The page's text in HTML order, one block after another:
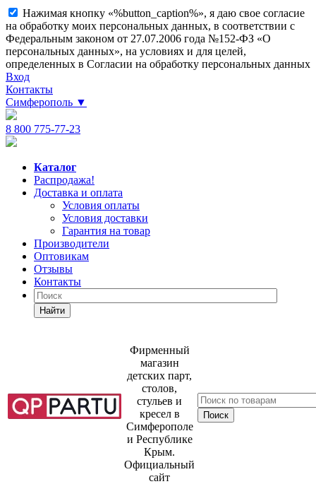
Нажимая кнопку «%button_caption%», я даю свое согласие
на обработку моих персональных данных, в соответствии с
Федеральным законом от 27.07.2006 года №152-ФЗ «О
персональных данных», на условиях и для целей,
определенных в Согласии на обработку персональных данных
Вход
Контакты
Симферополь ▼
8 800 775-77-23
Каталог
Распродажа!
Доставка и оплата
Условия оплаты
Условия доставки
Гарантия на товар
Производители
Оптовикам
Отзывы
Контакты
Найти
Фирменный
магазин
детских парт,
столов,
стульев и
кресел в
Симферополе
и Республике
Крым.
Официальный
сайт